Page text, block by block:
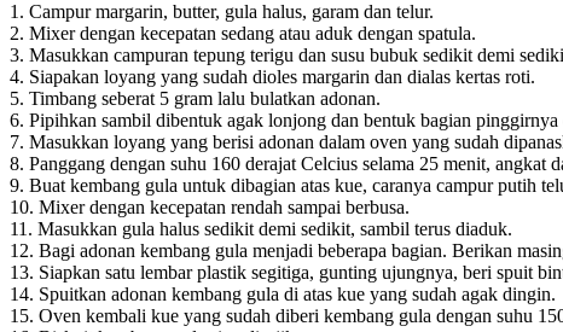
1. Campur margarin, butter, gula halus, garam dan telur.
2. Mixer dengan kecepatan sedang atau aduk dengan spatula.
3. Masukkan campuran tepung terigu dan susu bubuk sedikit demi
4. Siapakan loyang yang sudah dioles margarin dan dialas kertas roti.
5. Timbang seberat 5 gram lalu bulatkan adonan.
6. Pipihkan sambil dibentuk agak lonjong dan bentuk bagian pinggirnya
7. Masukkan loyang yang berisi adonan dalam oven yang sudah
8. Panggang dengan suhu 160 derajat Celcius selama 25 menit, angkat
9. Buat kembang gula untuk dibagian atas kue, caranya campur putih
10. Mixer dengan kecepatan rendah sampai berbusa.
11. Masukkan gula halus sedikit demi sedikit, sambil terus diaduk.
12. Bagi adonan kembang gula menjadi beberapa bagian. Berikan
13. Siapkan satu lembar plastik segitiga, gunting ujungnya, beri spuit
14. Spuitkan adonan kembang gula di atas kue yang sudah agak dingin.
15. Oven kembali kue yang sudah diberi kembang gula dengan suhu